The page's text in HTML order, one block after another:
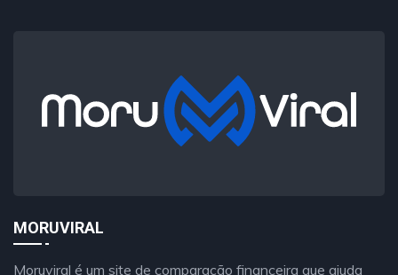
MORUVIRAL
Moruviral é um site de comparação financeira que ajuda